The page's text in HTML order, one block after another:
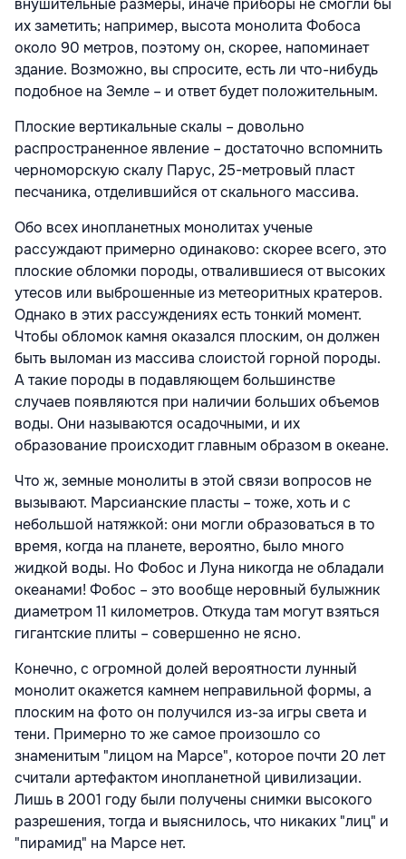
внушительные размеры, иначе приборы не смогли бы
их заметить; например, высота монолита Фобоса
около 90 метров, поэтому он, скорее, напоминает
здание. Возможно, вы спросите, есть ли что-нибудь
подобное на Земле – и ответ будет положительным.
Плоские вертикальные скалы – довольно
распространенное явление – достаточно вспомнить
черноморскую скалу Парус, 25-метровый пласт
песчаника, отделившийся от скального массива.
Обо всех инопланетных монолитах ученые
рассуждают примерно одинаково: скорее всего, это
плоские обломки породы, отвалившиеся от высоких
утесов или выброшенные из метеоритных кратеров.
Однако в этих рассуждениях есть тонкий момент.
Чтобы обломок камня оказался плоским, он должен
быть выломан из массива слоистой горной породы.
А такие породы в подавляющем большинстве
случаев появляются при наличии больших объемов
воды. Они называются осадочными, и их
образование происходит главным образом в океане.
Что ж, земные монолиты в этой связи вопросов не
вызывают. Марсианские пласты – тоже, хоть и с
небольшой натяжкой: они могли образоваться в то
время, когда на планете, вероятно, было много
жидкой воды. Но Фобос и Луна никогда не обладали
океанами! Фобос – это вообще неровный булыжник
диаметром 11 километров. Откуда там могут взяться
гигантские плиты – совершенно не ясно.
Конечно, с огромной долей вероятности лунный
монолит окажется камнем неправильной формы, а
плоским на фото он получился из-за игры света и
тени. Примерно то же самое произошло со
знаменитым "лицом на Марсе", которое почти 20 лет
считали артефактом инопланетной цивилизации.
Лишь в 2001 году были получены снимки высокого
разрешения, тогда и выяснилось, что никаких "лиц" и
"пирамид" на Марсе нет.